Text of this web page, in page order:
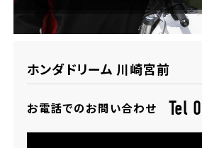
ホンダドリーム 川崎宮前
お電話でのお問い合わせ Tel
埼玉県
ホンダドリーム 所沢